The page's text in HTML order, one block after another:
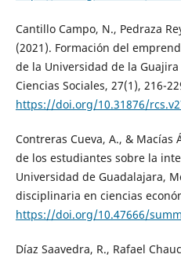
Cantillo Campo, N., Pedraza
(2021). Formación del
de la Universidad de la
Ciencias Sociales, 27(1), 216-
https://doi.org/10.31876/
Contreras Cueva, A., & Macías
de los estudiantes sobre la
Universidad de Guadalajara,
disciplinaria en ciencias
https://doi.org/10.47666/
Díaz Saavedra, R., Rafael